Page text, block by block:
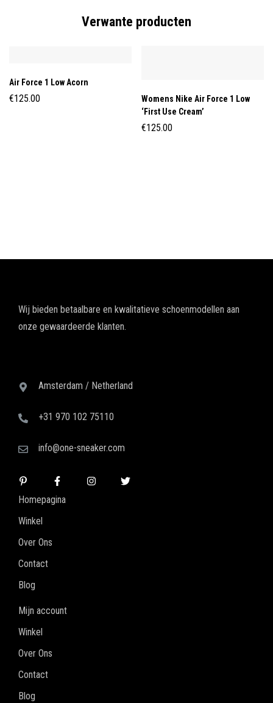
Verwante producten
Air Force 1 Low Acorn
€125.00
Womens Nike Air Force 1 Low
‘First Use Cream’
€125.00
Wij bieden betaalbare en kwalitatieve schoenmodellen aan
onze gewaardeerde klanten.
Amsterdam / Netherland
+31 970 102 75110
info@one-sneaker.com
Homepagina
Winkel
Over Ons
Contact
Blog
Mijn account
Winkel
Over Ons
Contact
Blog